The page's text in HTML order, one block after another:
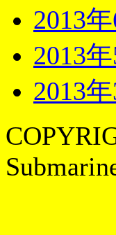
2013年
2013年
2013年